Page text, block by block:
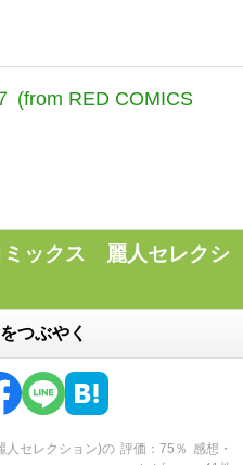
(from RED COMICS
ミックス 麗人セレクシ
つぶやく
セレクション)の 評価 75 ％ 感想・